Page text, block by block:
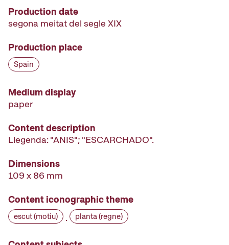
Production date
segona meitat del segle XIX
Production place
Spain
Medium display
paper
Content description
Llegenda: "ANIS"; "ESCARCHADO".
Dimensions
109 x 86 mm
Content iconographic theme
escut (motiu) · planta (regne)